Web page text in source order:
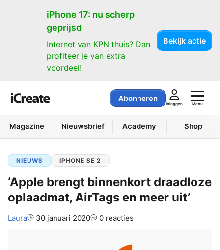
iPhone 17: nu scherp
geprijsd
Internet van KPN thuis? Dan
profiteer je van extra
voordeel!
Bekijk actie
Abonneren
Inloggen Menu
Magazine Nieuwsbrief Academy Shop
NIEUWS IPHONE SE 2
‘Apple brengt binnenkort draadloze
oplaadmat, AirTags en meer uit’
Auteur:
Laura 30 januari 2020 0 reacties